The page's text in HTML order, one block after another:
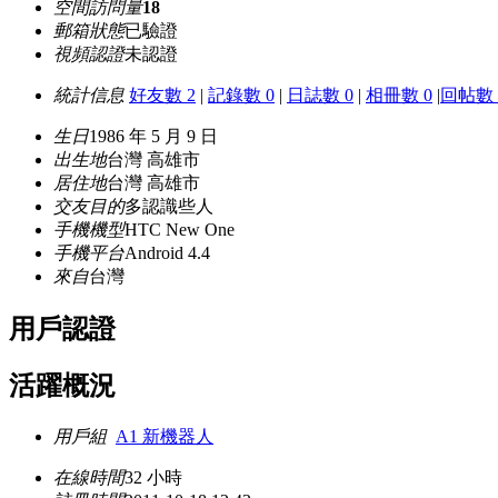
空間訪問量18
郵箱狀態已驗證
視頻認證未認證
統計信息 好友數 2 | 記錄數 0 | 日誌數 0 | 相冊數 0 |回帖數
生日1986 年 5 月 9 日
出生地台灣 高雄市
居住地台灣 高雄市
交友目的多認識些人
手機機型HTC New One
手機平台Android 4.4
來自台灣
用戶認證
活躍概況
用戶組 A1 新機器人
在線時間32 小時